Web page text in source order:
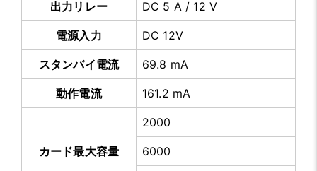
出力リレー DC 5 A / 12 V
電源入力 DC 12V
スタンバイ電流 69.8 mA
動作電流 161.2 mA
カード最大容量
2000
6000